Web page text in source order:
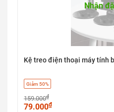
Nhận
Kệ treo điện thoại máy tính
Giảm 50%
159.000₫
79.000₫